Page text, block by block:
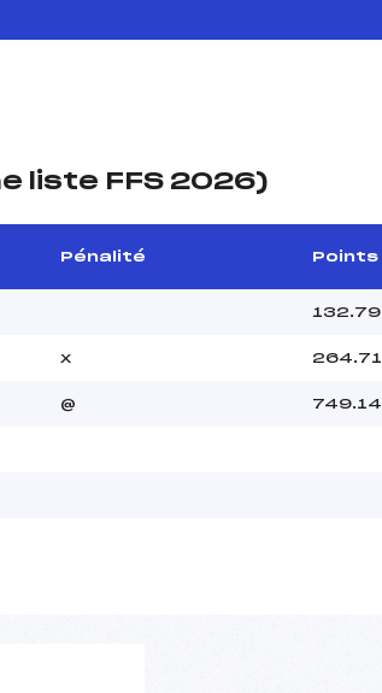
liste FFS 2026)
Pénalité Points
132.79
x 264.71
@ 749.14